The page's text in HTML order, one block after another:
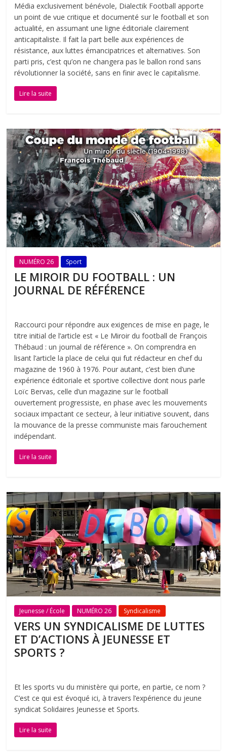
Média exclusivement bénévole, Dialectik Football apporte
un point de vue critique et documenté sur le football et son
actualité, en assumant une ligne éditoriale clairement
anticapitaliste. Il fait la part belle aux expériences de
résistance, aux luttes émancipatrices et alternatives. Son
parti pris, c’est qu’on ne changera pas le ballon rond sans
révolutionner la société, sans en finir avec le capitalisme.
Lire la suite
NUMÉRO 26 Sport
LE MIROIR DU FOOTBALL : UN
JOURNAL DE RÉFÉRENCE
Raccourci pour répondre aux exigences de mise en page, le
titre initial de l’article est « Le Miroir du football de François
Thébaud : un journal de référence ». On comprendra en
lisant l’article la place de celui qui fut rédacteur en chef du
magazine de 1960 à 1976. Pour autant, c’est bien d’une
expérience éditoriale et sportive collective dont nous parle
Loïc Bervas, celle d’un magazine sur le football
ouvertement progressiste, en phase avec les mouvements
sociaux impactant ce secteur, à leur initiative souvent, dans
la mouvance de la presse communiste mais farouchement
indépendant.
Lire la suite
Jeunesse / École NUMÉRO 26 Syndicalisme
VERS UN SYNDICALISME DE LUTTES
ET D’ACTIONS À JEUNESSE ET
SPORTS ?
Et les sports vu du ministère qui porte, en partie, ce nom ?
C’est ce qui est évoqué ici, à travers l’expérience du jeune
syndicat Solidaires Jeunesse et Sports.
Lire la suite